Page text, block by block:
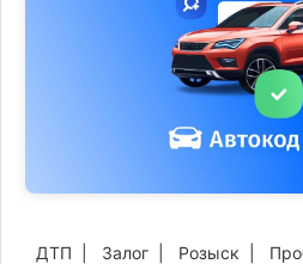
ДТП Залог Розыск